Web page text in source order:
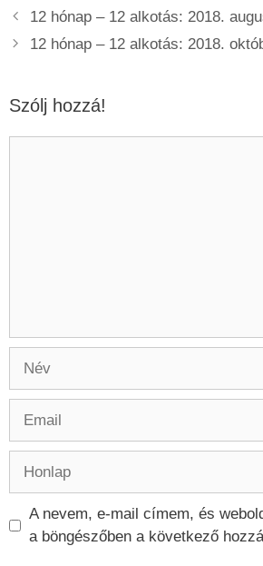
12 hónap – 12 alkotás: 2018.
12 hónap – 12 alkotás: 2018.
Szólj hozzá!
A nevem, e-mail címem, és
a böngészőben a következő